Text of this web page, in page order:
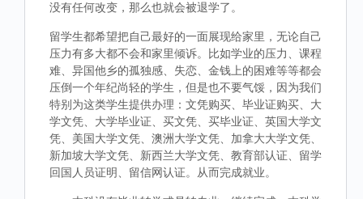
没有任何改变，那么也就会被退学了。
留学生都希望把自己最好的一面展现给家里，无论自己
压力有多大都不会和家里倾诉。比如学业的压力、课程
难、异国他乡的孤独感、失恋、金钱上的困难等等都会
压倒一个年纪尚轻的学生，但是也不要气馁，因为我们
特别为这类学生提供办理：文凭购买、毕业证购买、大
学文凭、大学毕业证、买文凭、买毕业证、英国大学文
凭、美国大学文凭、澳洲大学文凭、加拿大大学文凭、
新加坡大学文凭、新西兰大学文凭、教育部认证、留学
回国人员证明、留信网认证。从而完成就业。